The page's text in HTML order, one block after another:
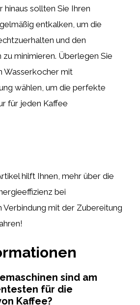
hinaus sollten Sie Ihren
entkalken, um die
und den
minimieren. Überlegen Sie
Wasserkocher mit
wählen, um die perfekte
für jeden Kaffee
hilft Ihnen, mehr über die
bei
Verbindung mit der Zubereitung
sind am
für die
Kaffee?